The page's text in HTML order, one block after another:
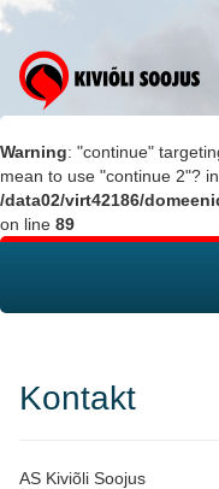
Warning: "continue"
mean to use "continue 2"? in
/data02/virt42186/
on line 89
Kontakt
AS Kiviõli Soojus